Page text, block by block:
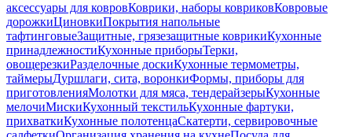
аксессуары для ковровКоврики, наборы ковриковКовровые
дорожкиЦиновкиПокрытия напольные
тафтинговыеЗащитные, грязезащитные коврикиКухонные
принадлежностиКухонные приборыТерки,
овощерезкиРазделочные доскиКухонные термометры,
таймерыДуршлаги, сита, воронкиФормы, приборы для
приготовленияМолотки для мяса, тендерайзерыКухонные
мелочиМискиКухонный текстильКухонные фартуки,
прихваткиКухонные полотенцаСкатерти, сервировочные